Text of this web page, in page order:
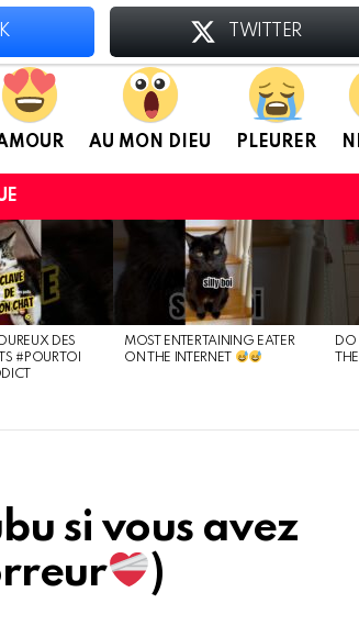
AU MON DIEU PLEURER
DES
#POURTOI
MOST ENTERTAINING EATER
ON THE INTERNET
DO
si vous avez
)
TWITTER